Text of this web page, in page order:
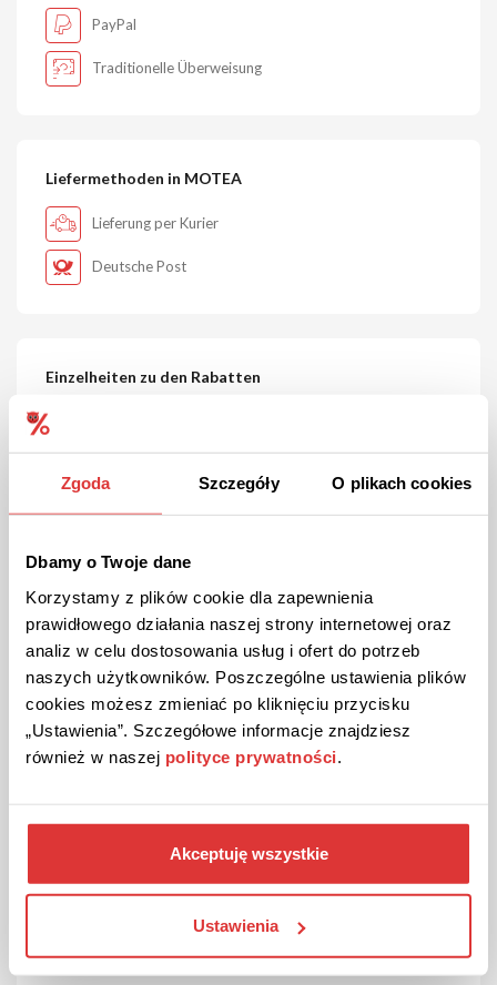
Zgoda Szczegóły O plikach cookies
Dbamy o Twoje dane
Korzystamy z plików cookie dla zapewnienia
prawidłowego działania naszej strony internetowej oraz
analiz w celu dostosowania usług i ofert do potrzeb
naszych użytkowników. Poszczególne ustawienia plików
cookies możesz zmieniać po kliknięciu przycisku
„Ustawienia”. Szczegółowe informacje znajdziesz
również w naszej polityce prywatności
Akceptuję wszystkie
Ustawienia
PayPal
Traditionelle Überweisung
Liefermethoden in MOTEA
Lieferung per Kurier
Deutsche Post
Einzelheiten zu den Rabatten
Rabattcode & Gutschein
Letzte Aktualisierung:
Informationen
MOTEA – Premium-Zubehör und